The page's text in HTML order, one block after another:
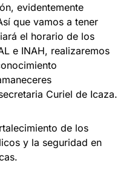
evidentemente
que vamos a tener
el horario de los
e INAH, realizaremos
Curiel de Icaza.
de los
y la seguridad en